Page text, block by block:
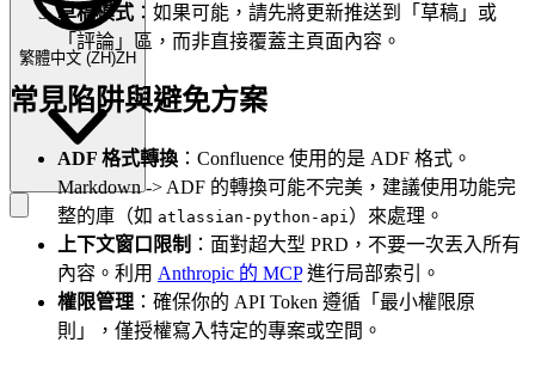
繁體中文 (ZH)ZH
草稿模式 ：如果可能，請先將更新推送到「草稿」或
「評論」區，而非直接覆蓋主頁面內容。
常見陷阱與避免方案
ADF 格式轉換 ：Confluence 使用的是 ADF 格式。
Markdown -> ADF 的轉換可能不完美，建議使用功能完
整的庫（如 atlassian-python-api）來處理。
上下文窗口限制 ：面對超大型 PRD，不要一次丟入所有
內容。利用 Anthropic 的 MCP進行局部索引。
權限管理 ：確保你的 API Token 遵循「最小權限原
則」，僅授權寫入特定的專案或空間。